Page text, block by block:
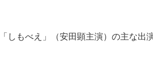
しもべえ」（安田顕主演）の主な出